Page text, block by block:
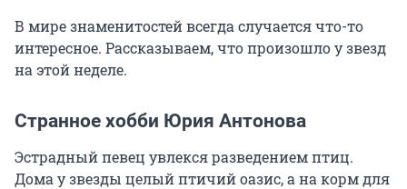
В мире знаменитостей всегда случается что-то
интересное. Рассказываем, что произошло у звезд
на этой неделе.
Странное хобби Юрия Антонова
Эстрадный певец увлекся разведением птиц.
Дома у звезды целый птичий оазис, а на корм для